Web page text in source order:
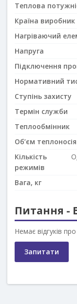
Теплова
Країна виробник
Нагріваючий
Напруга
Підключення
Нормативний
Ступінь захисту
Термін служби
Теплообмінник
Об’єм теплоносія
Кількість
режимів
Вага, кг
Питання -
Немає відгуків
Запитати